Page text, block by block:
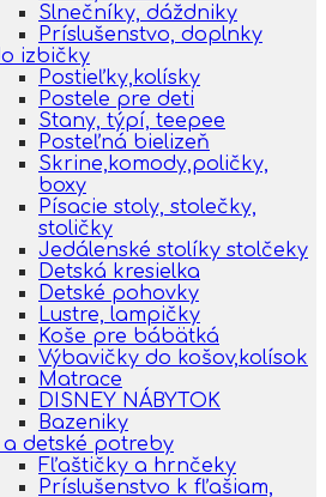
Slnečníky, dáždniky
Príslušenstvo, doplnky
izbičky
Postieľky,kolísky
Postele pre deti
Stany, týpí, teepee
Posteľná bielizeň
Skrine,komody,poličky,
boxy
Písacie stoly, stolečky,
stoličky
Jedálenské stolíky stolčeky
Detská kresielka
Detské pohovky
Lustre, lampičky
Koše pre bábätká
Výbavičky do košov,kolísok
Matrace
DISNEY NÁBYTOK
Bazeniky
a detské potreby
Fľaštičky a hrnčeky
Príslušenstvo k fľašiam,